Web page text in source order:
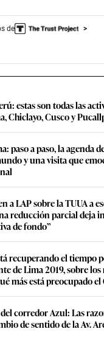
de
estas son todas las
Chiclayo, Cusco y
paso a paso, la agenda
y una visita que
a LAP sobre la TUUA a
reducción parcial deja
de fondo”
recuperando el tiempo
de Lima 2019, sobre
más está preocupado
corredor Azul: Las
de sentido de la Av.